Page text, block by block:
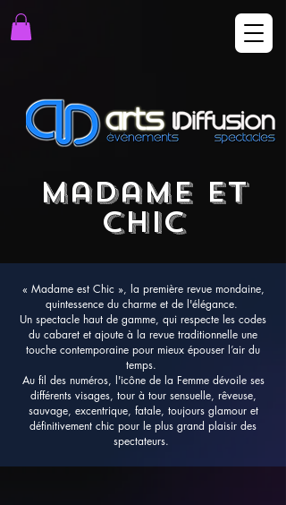
Madame et
chic
« Madame est Chic », la première revue mondaine,
quintessence du charme et de l'élégance.
Un spectacle haut de gamme, qui respecte les codes
du cabaret et ajoute à la revue traditionnelle une
touche contemporaine pour mieux épouser l’air du
temps.
Au fil des numéros, l'icône de la Femme dévoile ses
différents visages, tour à tour sensuelle, rêveuse,
sauvage, excentrique, fatale, toujours glamour et
définitivement chic pour le plus grand plaisir des
spectateurs.